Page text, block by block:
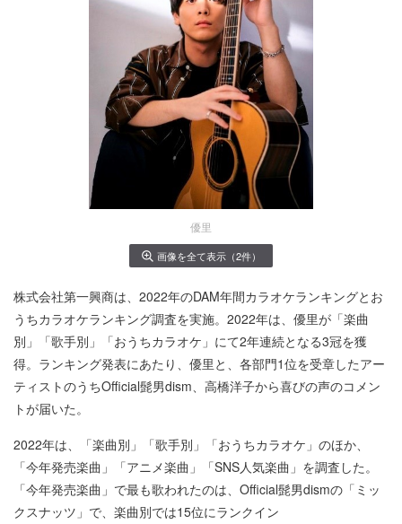
優里
画像を全て表示（2件）
株式会社第一興商は、2022年のDAM年間カラオケランキングとお
うちカラオケランキング調査を実施。2022年は、優里が「楽曲
別」「歌手別」「おうちカラオケ」にて2年連続となる3冠を獲
得。ランキング発表にあたり、優里と、各部門1位を受章したアー
ティストのうちOfficial髭男dism、高橋洋子から喜びの声のコメン
トが届いた。
2022年は、「楽曲別」「歌手別」「おうちカラオケ」のほか、
「今年発売楽曲」「アニメ楽曲」「SNS人気楽曲」を調査した。
「今年発売楽曲」で最も歌われたのは、Official髭男dismの「ミッ
クスナッツ」で、楽曲別では15位にランクイン